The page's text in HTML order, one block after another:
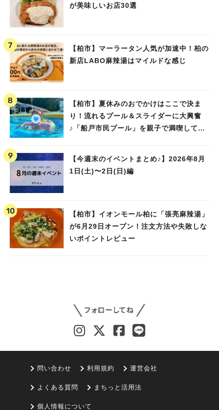
が美味しいお店30選
【柏市】マーラータン人気が加速中！柏の
新店LABO麻辣湯はマイルドな感じ
【柏市】夏休みのおでかけはここで決ま
り！流れるプール＆スライダーに大興奮
♪「船戸市民プール」を親子で満喫してき
【今週末のイベントまとめ♪】2026年8月
1日(土)〜2日(日)編
【柏市】イオンモール柏に「張亮麻辣湯」
が6月29日オープン！注文方法や失敗しな
いポイントレビュー
問い合わせ 利用規約 運営会社
よくある質問 まちっと活用法
個人情報について